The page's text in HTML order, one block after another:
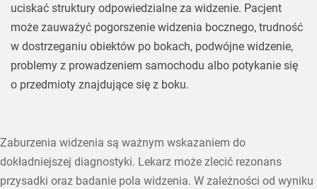
uciskać struktury odpowiedzialne za widzenie. Pacjent
może zauważyć pogorszenie widzenia bocznego, trudność
w dostrzeganiu obiektów po bokach, podwójne widzenie,
problemy z prowadzeniem samochodu albo potykanie się
o przedmioty znajdujące się z boku.
Zaburzenia widzenia są ważnym wskazaniem do
dokładniejszej diagnostyki. Lekarz może zlecić rezonans
przysadki oraz badanie pola widzenia. W zależności od wyniku